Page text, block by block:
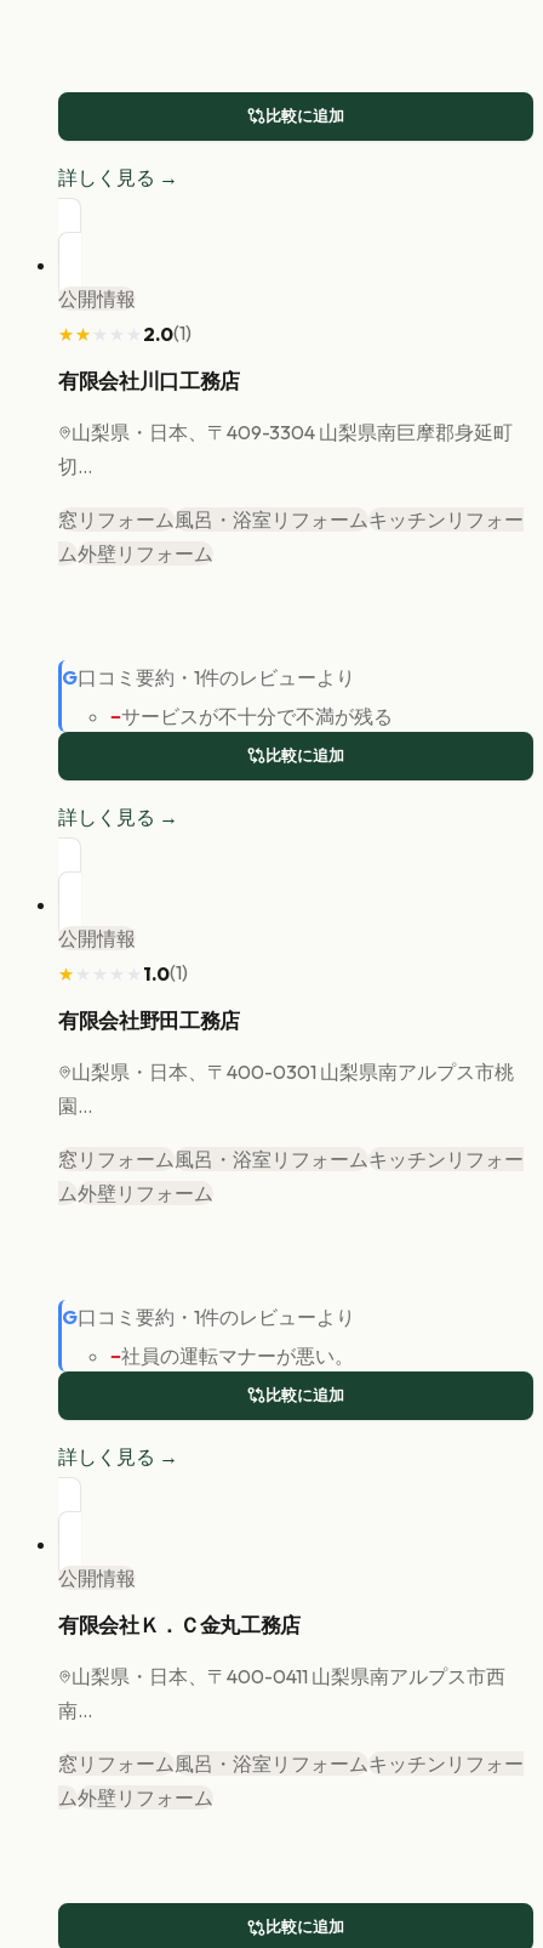
比較に追加
詳しく見る →
公開情報
★★★★★
★★★★★ 2.0(1)
有限会社川口工務店
山梨県 ・日本、〒409-3304 山梨県南巨摩郡身延町
切...
窓リフォーム風呂・浴室リフォームキッチンリフォー
ム外壁リフォーム
G口コミ要約 ・ 1件のレビューより
−サービスが不十分で不満が残る
比較に追加
詳しく見る →
公開情報
★★★★★
★★★★★ 1.0(1)
有限会社野田工務店
山梨県 ・日本、〒400-0301 山梨県南アルプス市桃
園...
窓リフォーム風呂・浴室リフォームキッチンリフォー
ム外壁リフォーム
G口コミ要約 ・ 1件のレビューより
−社員の運転マナーが悪い。
比較に追加
詳しく見る →
公開情報
有限会社Ｋ．Ｃ金丸工務店
山梨県 ・日本、〒400-0411 山梨県南アルプス市西
南...
窓リフォーム 風呂・浴室リフォームキッチンリフォー
ム外壁リフォーム
比較に追加